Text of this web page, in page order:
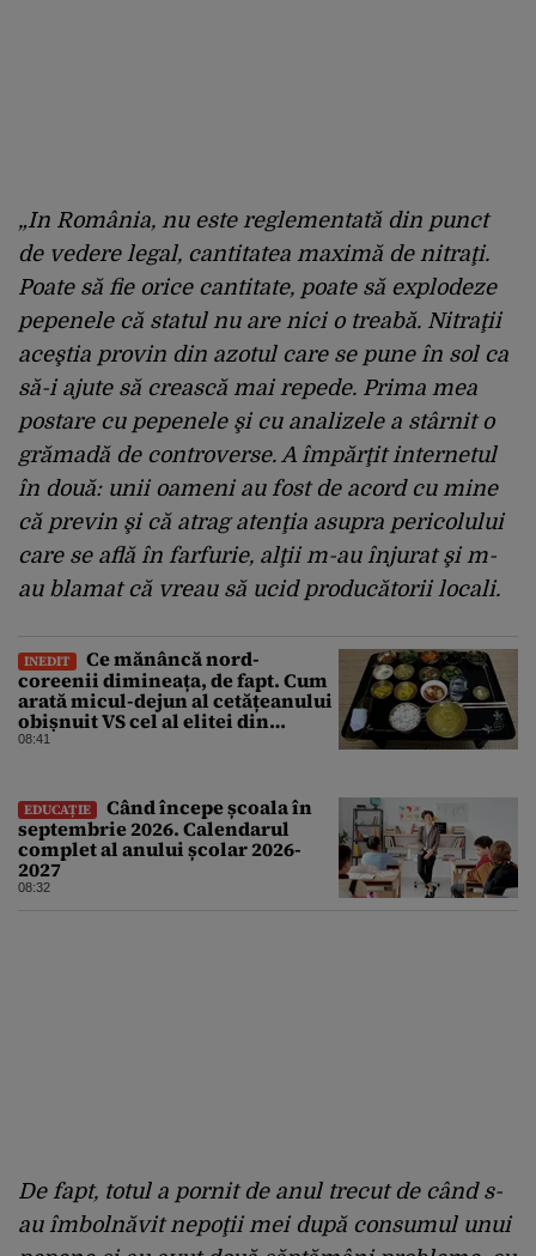
„In România, nu este reglementată din punct
de vedere legal, cantitatea maximă de nitraţi.
Poate să fie orice cantitate, poate să explodeze
pepenele că statul nu are nici o treabă. Nitraţii
aceştia provin din azotul care se pune în sol ca
să-i ajute să crească mai repede. Prima mea
postare cu pepenele şi cu analizele a stârnit o
grămadă de controverse. A împărţit internetul
în două: unii oameni au fost de acord cu mine
că previn şi că atrag atenţia asupra pericolului
care se află în farfurie, alţii m-au înjurat şi m-
au blamat că vreau să ucid producătorii locali.
INEDIT
Ce mănâncă nord-
coreenii dimineața, de fapt. Cum
arată micul-dejun al cetățeanului
obișnuit VS cel al elitei din
Phenian
08:41
EDUCAȚIE
Când începe școala în
septembrie 2026. Calendarul
complet al anului școlar 2026-
2027
08:32
De fapt, totul a pornit de anul trecut de când s-
au îmbolnăvit nepoţii mei după consumul unui